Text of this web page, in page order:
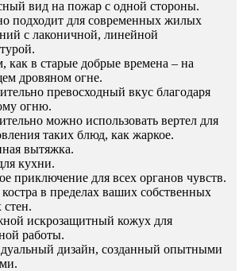
вид на пожар с одной стороны.
подходит для современных жилых
с лаконичной, линейной
как в старые добрые времена – на
дровяном огне.
превосходный вкус благодаря
огню.
можно использовать вертел для
таких блюд, как жаркое.
вытяжка.
кухни.
приключение для всех органов чувств.
в пределах ваших собственных
стен.
искрозащитный кожух для
работы.
дизайн, созданный опытными